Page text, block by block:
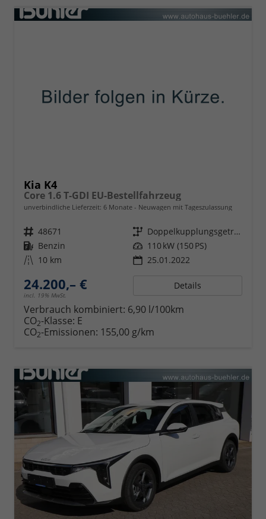
Kia K4
Core 1.6 T-GDI EU-Bestellfahrzeug
unverbindliche Lieferzeit: 6 Monate Neuwagen mit Tageszulassung
Fahrzeugnr. 48671 Getriebe
Doppelkupplungsgetriebe (DSG)
Kraftstoff Benzin Leistung 110 kW (150 PS)
Kilometerstand 10 km 25.01.2022
24.200,– €
incl. 19% MwSt.
Details
Verbrauch kombiniert: 6,90 l/100km
CO2-Klasse: E
CO2-Emissionen: 155,00 g/km